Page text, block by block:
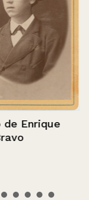
de Enrique